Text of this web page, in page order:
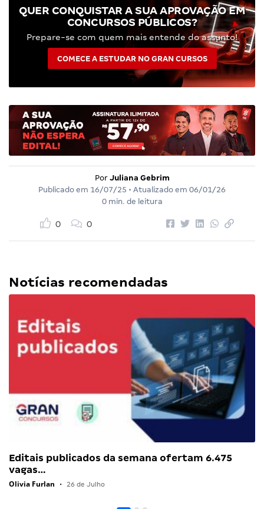
QUER CONQUISTAR A SUA APROVAÇÃO EM
CONCURSOS PÚBLICOS?
Prepare-se com quem mais entende do assunto!
COMECE A ESTUDAR NO GRAN CURSOS
Por Juliana Gebrim
Publicado em 16/07/25 • Atualizado em 06/01/26
0 min. de leitura
0 0
Notícias recomendadas
Editais publicados da semana ofertam 6.475
vagas…
Olivia Furlan • 26 de Julho